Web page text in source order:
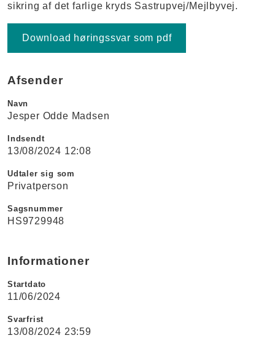
sikring af det farlige kryds Sastrupvej/Mejlbyvej.
Download høringssvar som pdf
Afsender
Navn
Jesper Odde Madsen
Indsendt
13/08/2024 12:08
Udtaler sig som
Privatperson
Sagsnummer
HS9729948
Informationer
Startdato
11/06/2024
Svarfrist
13/08/2024 23:59